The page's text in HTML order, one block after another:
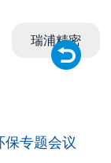
瑞浦精密
专题会议